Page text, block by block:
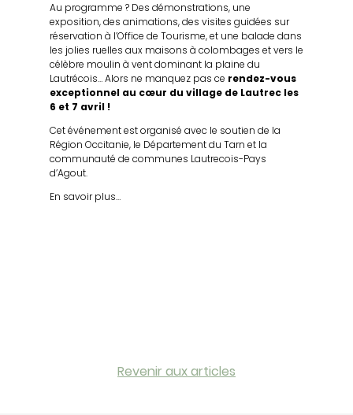
Au programme ? Des démonstrations, une
exposition, des animations, des visites guidées sur
réservation à l’Office de Tourisme, et une balade dans
les jolies ruelles aux maisons à colombages et vers le
célèbre moulin à vent dominant la plaine du
Lautrécois… Alors ne manquez pas ce rendez-vous
exceptionnel au cœur du village de Lautrec les
6 et 7 avril !
Cet événement est organisé avec le soutien de la
Région Occitanie, le Département du Tarn et la
communauté de communes Lautrecois-Pays
d’Agout.
En savoir plus…
Revenir aux articles